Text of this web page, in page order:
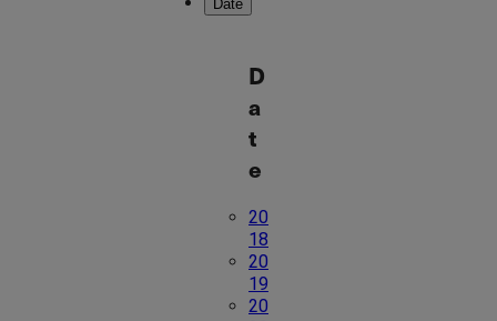
Date
D
a
t
e
20
18
20
19
20